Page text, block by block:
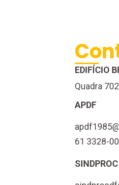
EDIFÍCIO
Quadra
APDF
61 3328-